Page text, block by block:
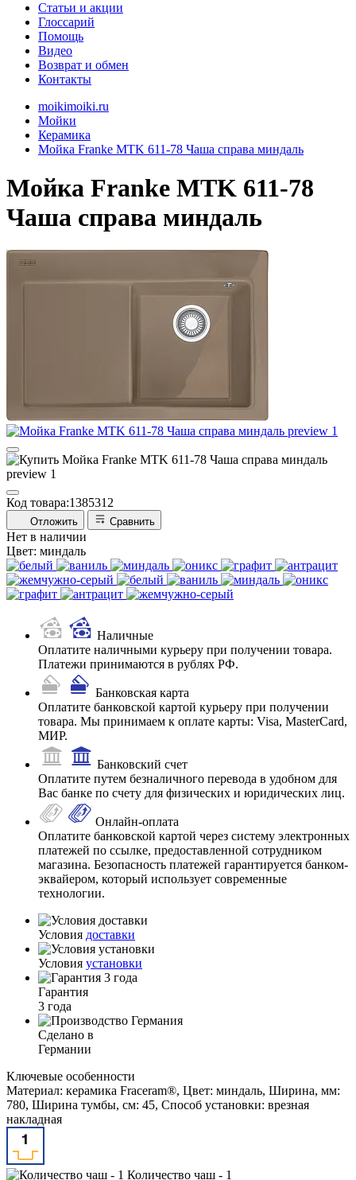
Статьи и акции
Глоссарий
Помощь
Видео
Возврат и обмен
Контакты
moikimoiki.ru
Мойки
Керамика
Мойка Franke MTK 611-78 Чаша справа миндаль
Мойка Franke MTK 611-78
Чаша справа миндаль
Код товара:1385312
Отложить Сравнить
Нет в наличии
Цвет: миндаль
Наличные
Оплатите наличными курьеру при получении товара.
Платежи принимаются в рублях РФ.
Банковская карта
Оплатите банковской картой курьеру при получении
товара. Мы принимаем к оплате карты: Visa, MasterCard,
МИР.
Банковский счет
Оплатите путем безналичного перевода в удобном для
Вас банке по счету для физических и юридических лиц.
Онлайн-оплата
Оплатите банковской картой через систему электронных
платежей по ссылке, предоставленной сотрудником
магазина. Безопасность платежей гарантируется банком-
эквайером, который использует современные
технологии.
Условия доставки
Условия установки
Гарантия
3 года
Сделано в
Германии
Ключевые особенности
Материал: керамика Fraceram®, Цвет: миндаль, Ширина, мм:
780, Ширина тумбы, см: 45, Способ установки: врезная
накладная
Количество чаш - 1